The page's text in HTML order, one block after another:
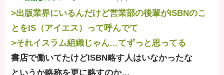
>出版業界にいるんだけど営業部の後輩がISBNのこ
とをIS（アイエス）って呼んでて
>それイスラム組織じゃん…てずっと思ってる
書店で働いてたけどISBN略す人はいなかったな
というか略称を更に略すのか…